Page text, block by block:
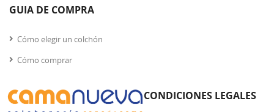
GUIA DE COMPRA
Cómo elegir un colchón
Cómo comprar
CONDICIONES LEGALES